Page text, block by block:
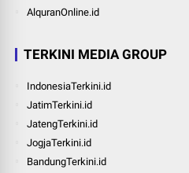
AlquranOnline.id
TERKINI MEDIA GROUP
IndonesiaTerkini.id
JatimTerkini.id
JatengTerkini.id
JogjaTerkini.id
BandungTerkini.id